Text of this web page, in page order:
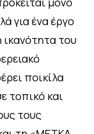
για ένα έργο
ικανότητα του
ποικίλα
τοπικό και
τους